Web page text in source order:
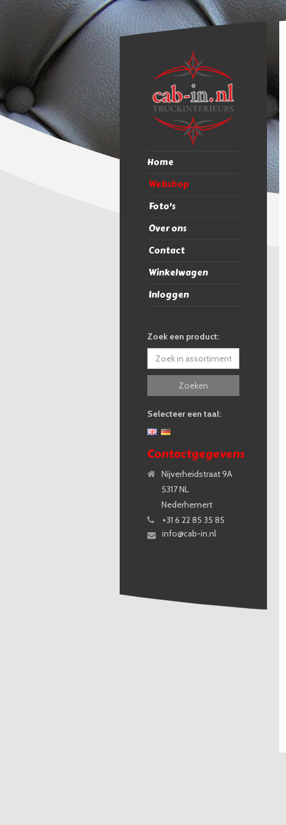
Home
Webshop
Foto's
Over ons
Contact
Winkelwagen
Inloggen
Zoek een product:
Zoeken
Selecteer een taal:
Contactgegevens
Nijverheidstraat 9A
5317 NL
Nederhemert
+31 6 22 85 35 85
info@cab-in.nl